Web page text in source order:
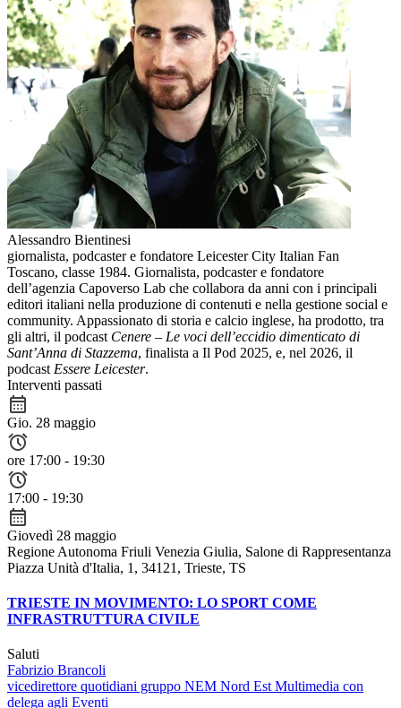
Alessandro Bientinesi
giornalista, podcaster e fondatore Leicester City Italian Fan
Toscano, classe 1984. Giornalista, podcaster e fondatore
dell’agenzia Capoverso Lab che collabora da anni con i principali
editori italiani nella produzione di contenuti e nella gestione social e
community. Appassionato di storia e calcio inglese, ha prodotto, tra
gli altri, il podcast Cenere – Le voci dell’eccidio dimenticato di
Sant’Anna di Stazzema, finalista a Il Pod 2025, e, nel 2026, il
podcast Essere Leicester.
Interventi passati
Gio. 28 maggio
ore 17:00 - 19:30
17:00 - 19:30
Giovedì 28 maggio
Regione Autonoma Friuli Venezia Giulia, Salone di Rappresentanza
Piazza Unità d'Italia, 1, 34121, Trieste, TS
TRIESTE IN MOVIMENTO: LO SPORT COME
INFRASTRUTTURA CIVILE
Saluti
Fabrizio Brancoli
vicedirettore quotidiani gruppo NEM Nord Est Multimedia con
delega agli Eventi